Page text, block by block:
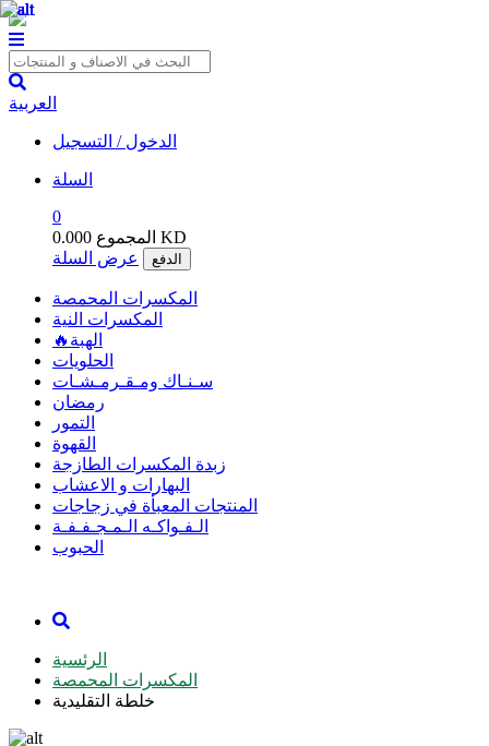
العربية
الدخول / التسجيل
السلة
0
المجموع 0.000 KD
عرض السلة
الدفع
المكسرات المحمصة
المكسرات النية
🔥الهبة
الحلويات
سـنـاك ومـقـرمـشـات
رمضان
التمور
القهوة
زبدة المكسرات الطازجة
البهارات و الاعشاب
المنتجات المعبأة في زجاجات
الـفـواكـه الـمـجـفـفـة
الحبوب
الرئسية
المكسرات المحمصة
خلطة التقليدية